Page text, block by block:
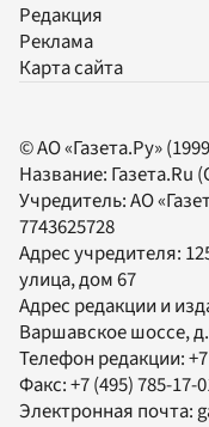
Редакция
Реклама
Карта сайта
© АО «Газета.Ру»
Название: Газета.Ru
Учредитель:АО
7743625728
Адрес учредителя:
улица, дом 67
Адрес редакции и
Варшавское шоссе,
Телефон редакции:
Факс:+7 (495) 785-17-
Электронная почта: